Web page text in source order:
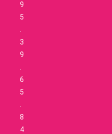
9
5
3
9
6
5
8
4